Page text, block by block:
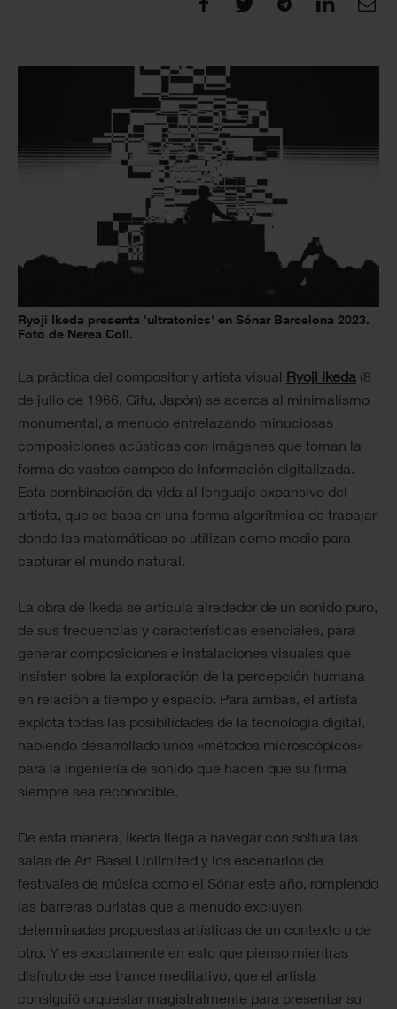
Ryoji Ikeda presenta 'ultratonics' en Sónar Barcelona 2023.
Foto de Nerea Coll.
La práctica del compositor y artista visual Ryoji Ikeda (8
de julio de 1966, Gifu, Japón) se acerca al minimalismo
monumental, a menudo entrelazando minuciosas
composiciones acústicas con imágenes que toman la
forma de vastos campos de información digitalizada.
Esta combinación da vida al lenguaje expansivo del
artista, que se basa en una forma algorítmica de trabajar
donde las matemáticas se utilizan como medio para
capturar el mundo natural.
La obra de Ikeda se articula alrededor de un sonido puro,
de sus frecuencias y características esenciales, para
generar composiciones e instalaciones visuales que
insisten sobre la exploración de la percepción humana
en relación a tiempo y espacio. Para ambas, el artista
explota todas las posibilidades de la tecnología digital,
habiendo desarrollado unos «métodos microscópicos»
para la ingeniería de sonido que hacen que su firma
siempre sea reconocible.
De esta manera, Ikeda llega a navegar con soltura las
salas de Art Basel Unlimited y los escenarios de
festivales de música como el Sónar este año, rompiendo
las barreras puristas que a menudo excluyen
determinadas propuestas artísticas de un contexto u de
otro. Y es exactamente en esto que pienso mientras
disfruto de ese trance meditativo, que el artista
consiguió orquestar magistralmente para presentar su